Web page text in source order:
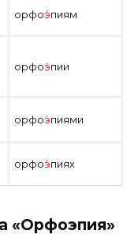
орфоэ́пиям
орфоэ́пии
орфоэ́пиями
орфоэ́пиях
«Орфоэпия»